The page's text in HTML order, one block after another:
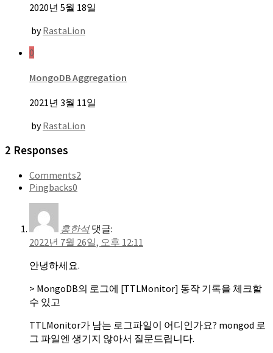
2020년 5월 18일
byRastaLion
0
MongoDB Aggregation
2021년 3월 11일
byRastaLion
2 Responses
Comments2
Pingbacks0
홍한석 댓글:
2022년 7월 26일, 오후 12:11
안녕하세요.
> MongoDB의 로그에 [TTLMonitor] 동작 기록을 체크할
수 있고
TTLMonitor가 남는 로그파일이 어디인가요? mongod 로
그 파일엔 생기지 않아서 질문드립니다.